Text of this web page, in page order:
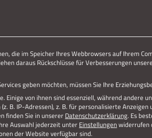
die im Speicher Ihres Webbrowsers auf Ihrem
daraus Rückschlüsse für Verbesserungen
geben möchten, müssen Sie Ihre
von ihnen sind essenziell, während andere
B. IP-Adressen), z. B. für personalisierte
finden Sie in unserer Datenschutzerklärung. Es
Auswahl jederzeit unterEinstellungen widerrufen
der Website verfügbar sind.